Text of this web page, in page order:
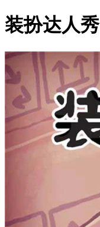
装扮达人秀